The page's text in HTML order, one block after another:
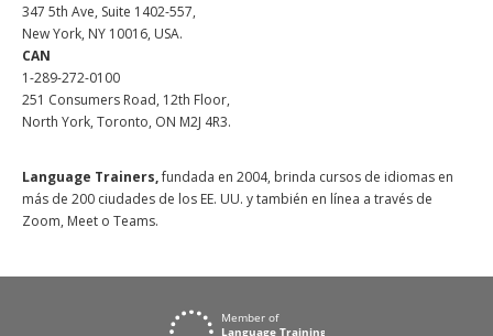
347 5th Ave, Suite 1402-557,
New York, NY 10016, USA.
CAN
1-289-272-0100
251 Consumers Road, 12th Floor,
North York, Toronto, ON M2J 4R3.
Language Trainers,fundada en 2004, brinda cursos de idiomas en
más de 200 ciudades de los EE. UU. y también en línea a través de
Zoom, Meet o Teams.